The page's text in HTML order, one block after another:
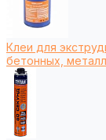
Клеи для
бетонных,